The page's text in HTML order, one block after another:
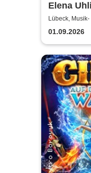
Elena
Ehe -
Lübeck,
01.09.2026